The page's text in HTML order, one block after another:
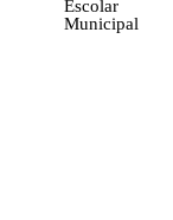
Escolar
Municipal